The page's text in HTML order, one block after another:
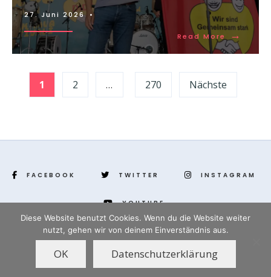
27. Juni 2026 •
Read More →
Seitennummerierung
der
1 2 … 270 Nächste
FACEBOOK TWITTER INSTAGRAM
YOUTUBE
www.yenihayat.de
Diese Website benutzt Cookies. Wenn du die Website weiter
nutzt, gehen wir von deinem Einverständnis aus.
OK Datenschutzerklärung